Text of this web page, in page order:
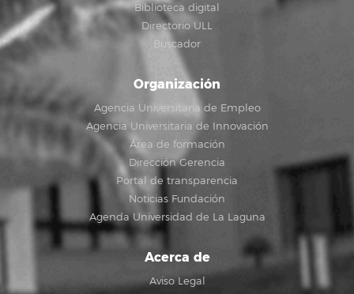
Biblioteca digital
Directorio ULL
Buscador
Organización
Agencia Universitaria de Empleo
Agencia Universitaria de Innovación
Área de formación
Dirección Gerencia
Portal de transparencia
Noticias Fundación
Agenda Universidad de La Laguna
Acerca de
Aviso Legal